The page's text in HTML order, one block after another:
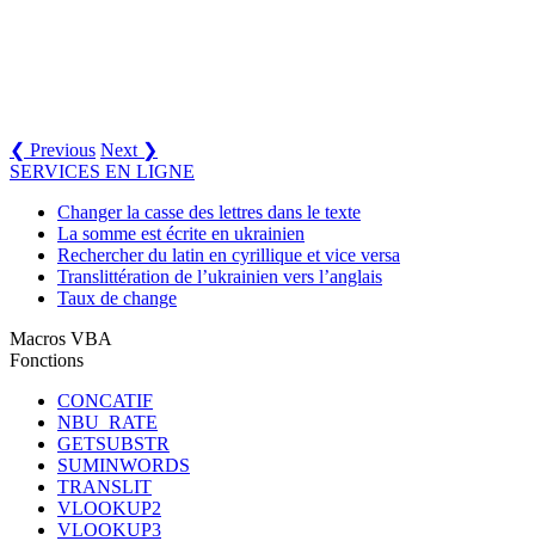
❮ Previous Next ❯
SERVICES EN LIGNE
Changer la casse des lettres dans le texte
La somme est écrite en ukrainien
Rechercher du latin en cyrillique et vice versa
Translittération de l’ukrainien vers l’anglais
Taux de change
Macros VBA
Fonctions
CONCATIF
NBU_RATE
GETSUBSTR
SUMINWORDS
TRANSLIT
VLOOKUP2
VLOOKUP3